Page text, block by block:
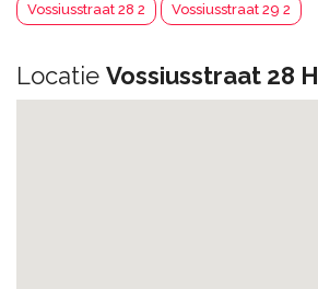
Vossiusstraat 28 2 Vossiusstraat 29 2
Locatie Vossiusstraat 28 H